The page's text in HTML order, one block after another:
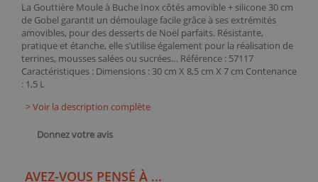
La Gouttière Moule à Buche Inox côtés amovible + silicone 30 cm
de Gobel garantit un démoulage facile grâce à ses extrémités
amovibles, pour des desserts de Noël parfaits. Résistante,
pratique et étanche, elle s’utilise également pour la réalisation de
terrines, mousses salées ou sucrées… Référence : 57117
Caractéristiques : Dimensions : 30 cm X 8,5 cm X 7 cm Contenance
: 1,5 L
> Voir la description complète
Donnez votre avis
AVEZ-VOUS PENSÉ À ...